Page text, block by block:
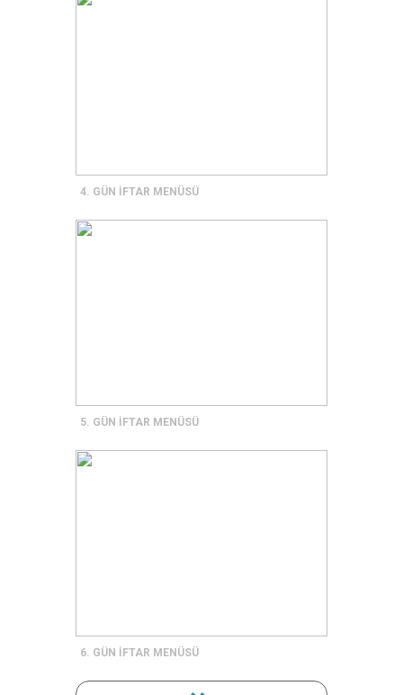
4. GÜN İFTAR MENÜSÜ
5. GÜN İFTAR MENÜSÜ
6. GÜN İFTAR MENÜSÜ